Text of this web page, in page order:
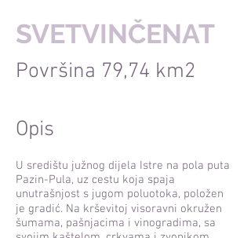
SVETVINČENAT
Površina 79,74 km2
Opis
U središtu južnog dijela Istre na pola puta
Pazin-Pula, uz cestu koja spaja
unutrašnjost s jugom poluotoka, položen
je gradić. Na krševitoj visoravni okružen
šumama, pašnjacima i vinogradima, sa